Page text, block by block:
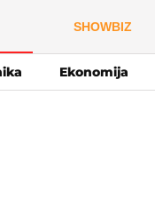
SHOWBIZ
Ekonomija